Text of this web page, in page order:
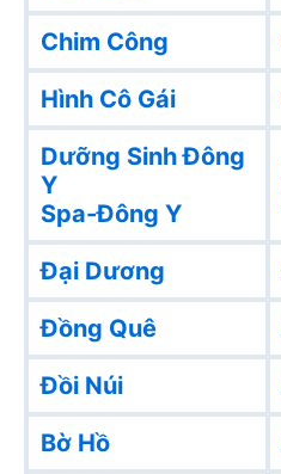
Chim Công
Hình Cô Gái
Dưỡng Sinh Đông
Y
Spa-Đông Y
Đại Dương
Đồng Quê
Đồi Núi
Bờ Hồ